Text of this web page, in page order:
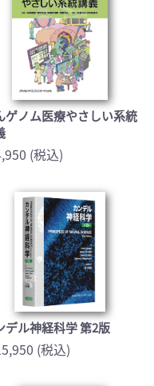
ゲノム医療やさしい系統
(税込)
デル神経科学 第2版
(税込)